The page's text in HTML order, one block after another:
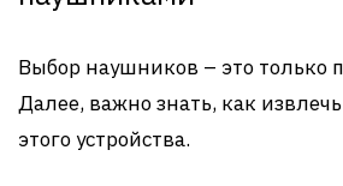
Выбор наушников – это только
Далее, важно знать, как
этого устройства.